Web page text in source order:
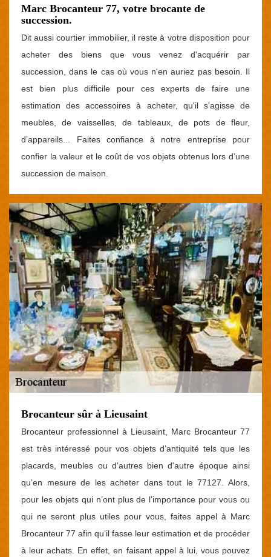
Marc Brocanteur 77, votre brocante de
succession.
Dit aussi courtier immobilier, il reste à votre disposition pour
acheter des biens que vous venez d'acquérir par
succession, dans le cas où vous n'en auriez pas besoin. Il
est bien plus difficile pour ces experts de faire une
estimation des accessoires à acheter, qu'il s'agisse de
meubles, de vaisselles, de tableaux, de pots de fleur,
d’appareils... Faites confiance à notre entreprise pour
confier la valeur et le coût de vos objets obtenus lors d’une
succession de maison.
Brocanteur sûr à Lieusaint
Brocanteur professionnel à Lieusaint, Marc Brocanteur 77
est très intéressé pour vos objets d’antiquité tels que les
placards, meubles ou d’autres bien d'autre époque ainsi
qu’en mesure de les acheter dans tout le 77127. Alors,
pour les objets qui n’ont plus de l’importance pour vous ou
qui ne seront plus utiles pour vous, faites appel à Marc
Brocanteur 77 afin qu’il fasse leur estimation et de procéder
à leur achats. En effet, en faisant appel à lui, vous pouvez